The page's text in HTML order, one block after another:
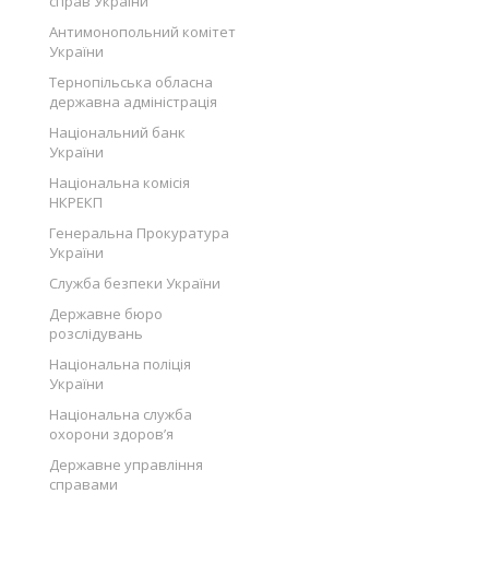
Антимонопольний комітет
України
Тернопільська обласна
державна адміністрація
Національний банк
України
Національна комісія
НКРЕКП
Генеральна Прокуратура
України
Служба безпеки України
Державне бюро
розслідувань
Національна поліція
України
Національна служба
охорони здоров’я
Державне управління
справами